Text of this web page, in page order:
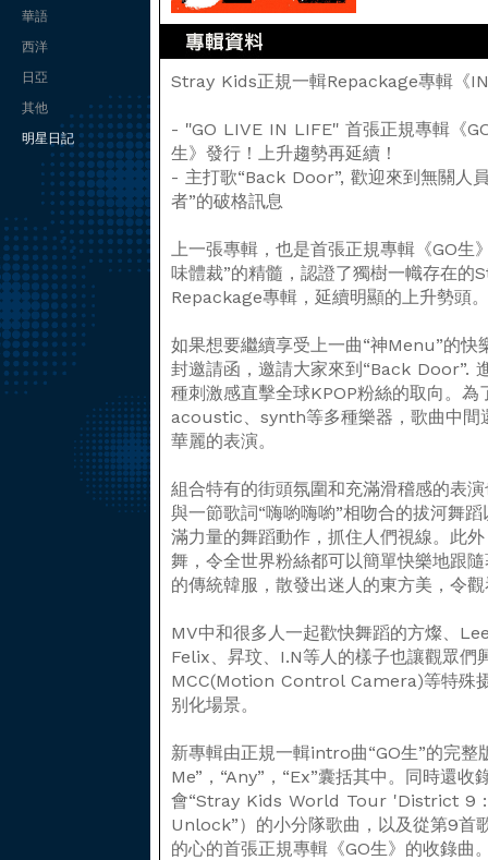
華語
西洋
日亞
其他
明星日記
Stray Kids正規一輯Repackage專輯《
- "GO LIVE IN LIFE" 首張正規專輯《
生》發行！上升趨勢再延續！
- 主打歌“Back Door”, 歡迎來到無關人
者”的破格訊息
上一張專輯，也是首張正規專輯《GO生
味體裁”的精髓，認證了獨樹一幟存在
Repackage專輯，延續明顯的上升勢頭。
如果想要繼續享受上一曲“神Menu”的
封邀請函，邀請大家來到“Back Door”.
種刺激感直擊全球KPOP粉絲的取向。
acoustic、synth等多種樂器，歌曲中間
華麗的表演。
組合特有的街頭氛圍和充滿滑稽感的表
與一節歌詞“嗨喲嗨喲”相吻合的拔河舞
滿力量的舞蹈動作，抓住人們視線。此
舞，令全世界粉絲都可以簡單快樂地跟
的傳統韓服，散發出迷人的東方美，令
MV中和很多人一起歡快舞蹈的方燦、
Felix、昇玟、I.N等人的樣子也讓觀眾們
MCC(Motion Control Camera)等特殊
别化場景。
新專輯由正規一輯intro曲“GO生”的完
Me”，“Any”，“Ex”囊括其中。同時還
會“Stray Kids World Tour 'District 9
Unlock”）的小分隊歌曲，以及從第9首
的心的首張正規專輯《GO生》的收錄曲